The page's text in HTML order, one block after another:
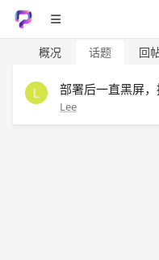
概况 话题 回
部署后一直黑屏
Lee